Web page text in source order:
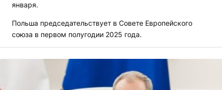
января.
Польша председательствует в Совете Европейского
союза в первом полугодии 2025 года.